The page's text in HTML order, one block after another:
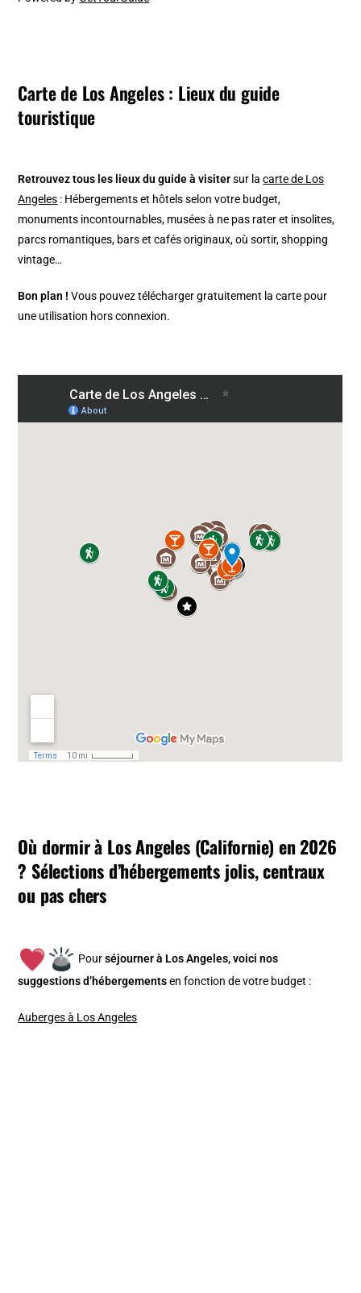
Carte de Los Angeles : Lieux du guide
touristique
Retrouvez tous les lieux du guide à visitersur lacarte de Los
Angeles : Hébergements et hôtels selon votre budget,
monuments incontournables, musées à ne pas rater et insolites,
parcs romantiques, bars et cafés originaux, où sortir, shopping
vintage…
Bon plan ! Vous pouvez télécharger gratuitement la carte pour
une utilisation hors connexion.
Où dormir à Los Angeles (Californie) en 2026
? Sélections d’hébergements jolis, centraux
ou pas chers
Pourséjourner à Los Angeles, voici nos
suggestions d’hébergements en fonction de votre budget :
Auberges à Los Angeles